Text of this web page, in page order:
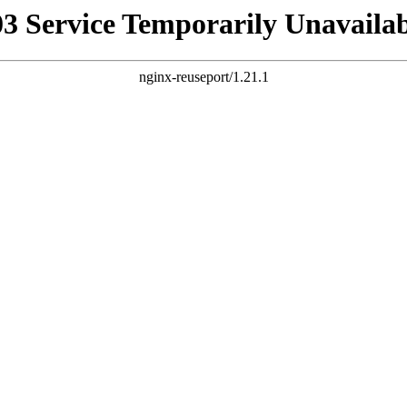
Service Temporarily
nginx-reuseport/1.21.1